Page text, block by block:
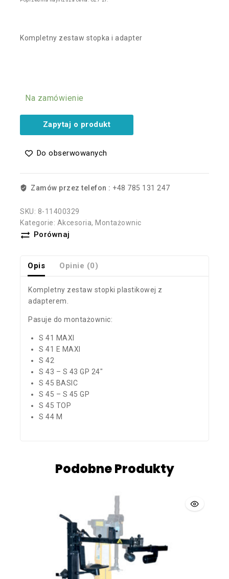
Kompletny zestaw stopka i adapter
Na zamówienie
Zapytaj o produkt
Do obserwowanych
Zamów przez telefon : +48 785 131 247
SKU: 8-11400329
Kategorie: Akcesoria, Montażownic
Porównaj
Opis Opinie (0)
Kompletny zestaw stopki plastikowej z
adapterem.
Pasuje do montażownic:
S 41 MAXI
S 41 E MAXI
S 42
S 43 – S 43 GP 24″
S 45 BASIC
S 45 – S 45 GP
S 45 TOP
S 44 M
Podobne Produkty